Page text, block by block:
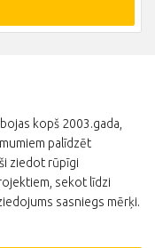
kopš 2003.gada,
palīdzēt
ziedot rūpīgi
sekot līdzi
sasniegs mērķi.